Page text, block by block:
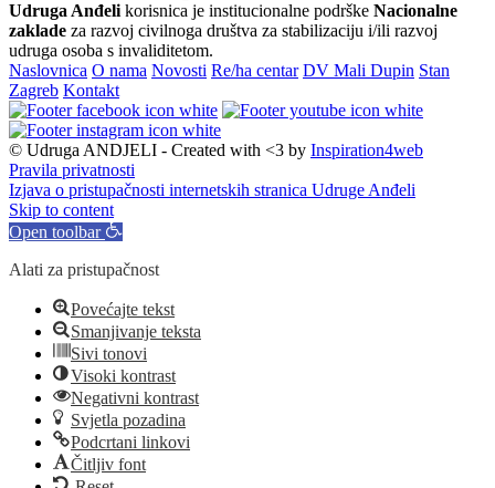
Udruga Anđeli korisnica je institucionalne podrške Nacionalne
zaklade za razvoj civilnoga društva za stabilizaciju i/ili razvoj
udruga osoba s invaliditetom.
Naslovnica O nama Novosti Re/ha centar DV Mali Dupin Stan
Zagreb Kontakt
© Udruga ANDJELI - Created with <3 by Inspiration4web
Pravila privatnosti
Izjava o pristupačnosti internetskih stranica Udruge Anđeli
Skip to content
Open toolbar
Alati za pristupačnost
Povećajte tekst
Smanjivanje teksta
Sivi tonovi
Visoki kontrast
Negativni kontrast
Svjetla pozadina
Podcrtani linkovi
Čitljiv font